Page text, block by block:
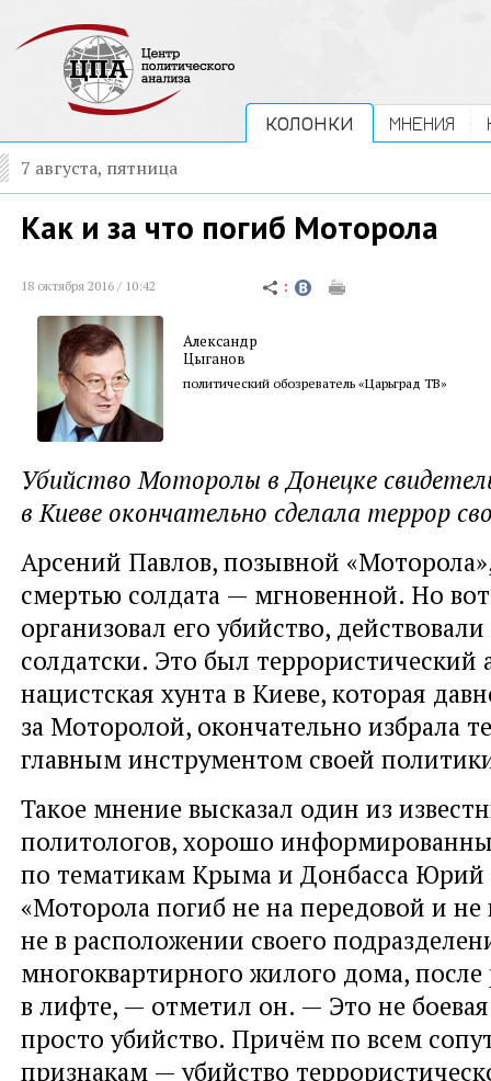
КОЛОНКИ МНЕНИЯ
7 августа, пятница
Как и за что погиб Моторола
18 октября 2016 / 10:42
Александр
Цыганов
политический обозреватель «Царьград ТВ»
Убийство Моторолы в Донецке
в Киеве окончательно сделала террор
Арсений Павлов, позывной
смертью солдата — мгновенной. Но
организовал его убийство,
солдатски. Это был террористический
нацистская хунта в Киеве, которая
за Моторолой, окончательно избрала
главным инструментом своей
Такое мнение высказал один из
политологов, хорошо
по тематикам Крыма и Донбасса
«Моторола погиб не на передовой и не
не в расположении своего
многоквартирного жилого дома, после
в лифте, — отметил он. — Это не
просто убийство. Причём по всем
признакам — убийство